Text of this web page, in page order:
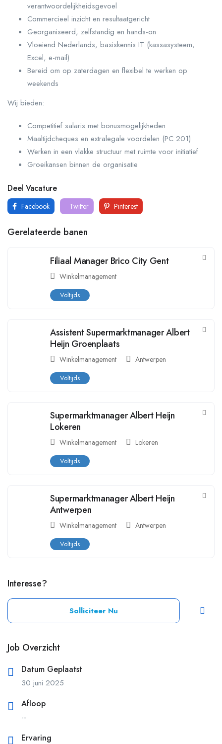
verantwoordelijkheidsgevoel
Commercieel inzicht en resultaatgericht
Georganiseerd, zelfstandig en hands-on
Vloeiend Nederlands, basiskennis IT (kassasysteem,
Excel, e-mail)
Bereid om op zaterdagen en flexibel te werken op
weekends
Wij bieden:
Competitief salaris met bonusmogelijkheden
Maaltijdcheques en extralegale voordelen (PC 201)
Werken in een vlakke structuur met ruimte voor initiatief
Groeikansen binnen de organisatie
Deel Vacature
Facebook Twitter Pinterest
Gerelateerde banen
Filiaal Manager Brico City Gent
Winkelmanagement
Voltijds
Assistent Supermarktmanager Albert
Heijn Groenplaats
Winkelmanagement Antwerpen
Voltijds
Supermarktmanager Albert Heijn
Lokeren
Winkelmanagement Lokeren
Voltijds
Supermarktmanager Albert Heijn
Antwerpen
Winkelmanagement Antwerpen
Voltijds
Interesse?
Solliciteer Nu
Job Overzicht
Datum Geplaatst
30 juni 2025
Afloop
--
Ervaring